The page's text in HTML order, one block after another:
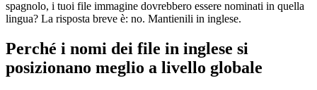
spagnolo, i tuoi file immagine dovrebbero essere nominati in quella
lingua? La risposta breve è: no. Mantienili in inglese.
Perché i nomi dei file in inglese si
posizionano meglio a livello globale